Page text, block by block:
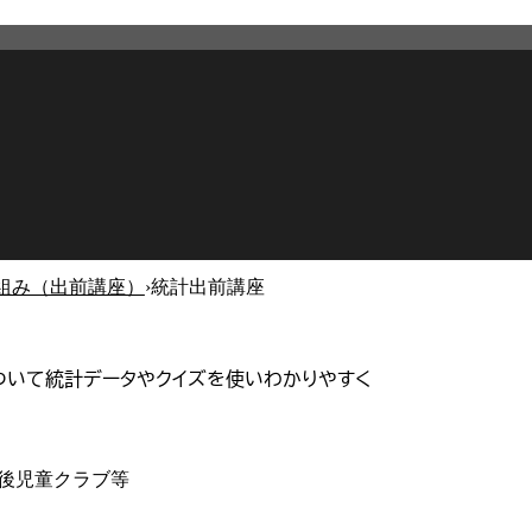
み（出前講座） ›統計出前講座
て統計データやクイズを使いわかりやすく
児童クラブ等